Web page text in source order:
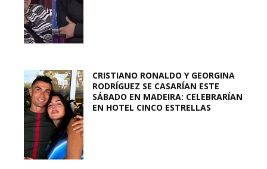
CRISTIANO RONALDO Y GEORGINA
RODRÍGUEZ SE CASARÍAN ESTE
SÁBADO EN MADEIRA: CELEBRARÍAN
EN HOTEL CINCO ESTRELLAS